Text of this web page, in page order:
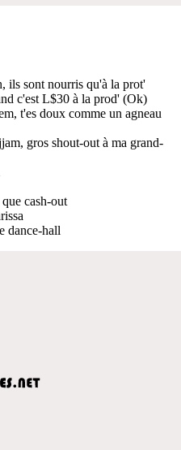
ils sont nourris qu'à la prot'
c'est L$30 à la prod' (Ok)
t'es doux comme un agneau
gros shout-out à ma grand-
cash-out
dance-hall